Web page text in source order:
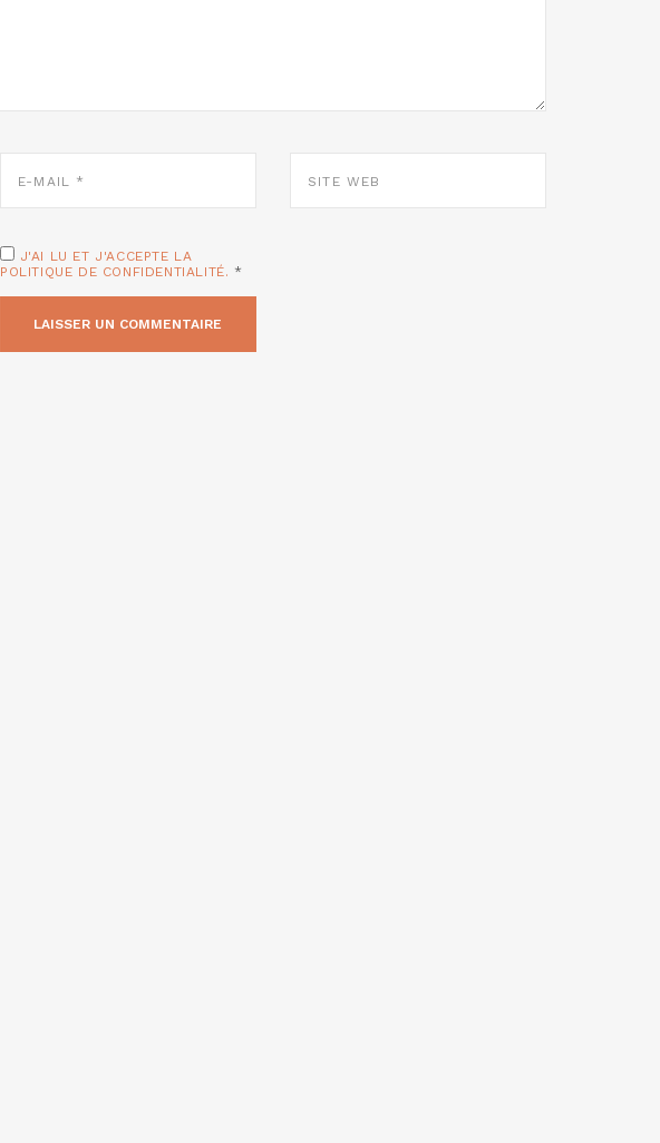
MAIL
WEB
J'AI LU ET J'ACCEPTE LA
POLITIQUE DE CONFIDENTIALITÉ. *